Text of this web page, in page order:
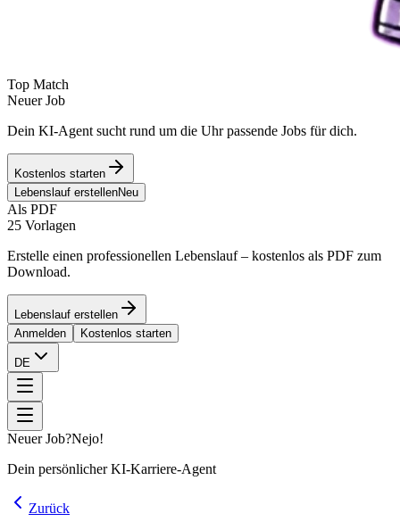
Top Match
Neuer Job
Dein KI-Agent sucht rund um die Uhr passende Jobs für dich.
Kostenlos starten
Lebenslauf erstellenNeu
Als PDF
25 Vorlagen
Erstelle einen professionellen Lebenslauf – kostenlos als PDF zum
Download.
Lebenslauf erstellen
Anmelden
Kostenlos starten
DE
Neuer Job?Nejo!
Dein persönlicher KI-Karriere-Agent
Zurück